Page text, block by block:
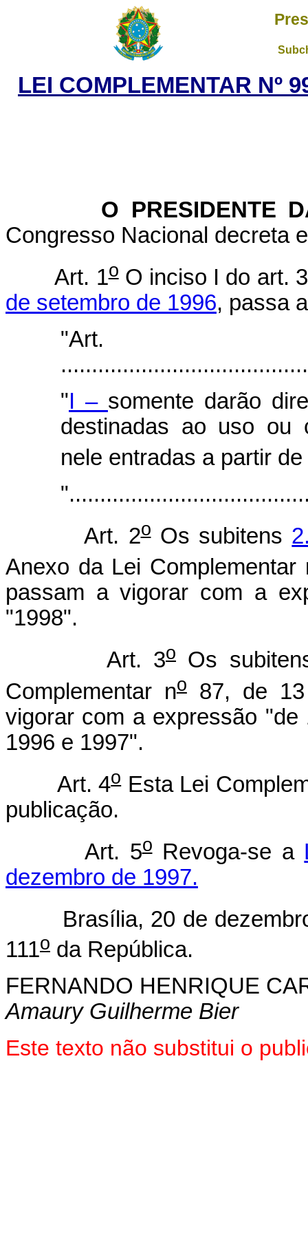
LEI COMPLEMENTAR Nº
O PRESIDENTE DA
Congresso Nacional decreta
Art. 1oO inciso I do art.
de setembro de 1996, passa
"I – somente darão
destinadas ao uso ou
nele entradas a partir de
Art. 2oOs subitens
Anexo da Lei Complementar
passam a vigorar com a
"1998".
Art. 3o
Os
Complementar no87, de 13
vigorar com a expressão
1996 e 1997".
Art. 4oEsta Lei
publicação.
Art. 5oRevoga-se a
dezembro de 1997.
Brasília, 20 de dezembro
111o da República.
FERNANDO HENRIQUE
Amaury Guilherme Bier
Este texto não substitui o